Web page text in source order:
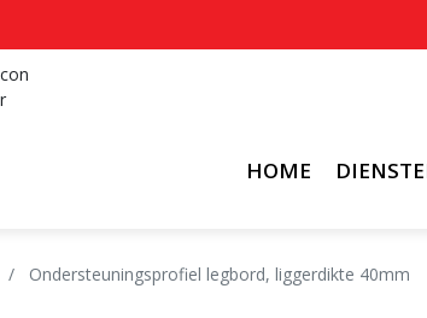
HOME
Ondersteuningsprofiel legbord, liggerdikte 40mm